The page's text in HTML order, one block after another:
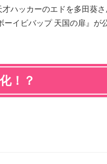
ハッカーのエドを多田葵さ
イビバップ 天国の扉』が
！？